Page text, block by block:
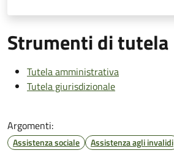
Strumenti di tutela
Tutela amministrativa
Tutela giurisdizionale
Argomenti:
Assistenza sociale Assistenza agli invalidi